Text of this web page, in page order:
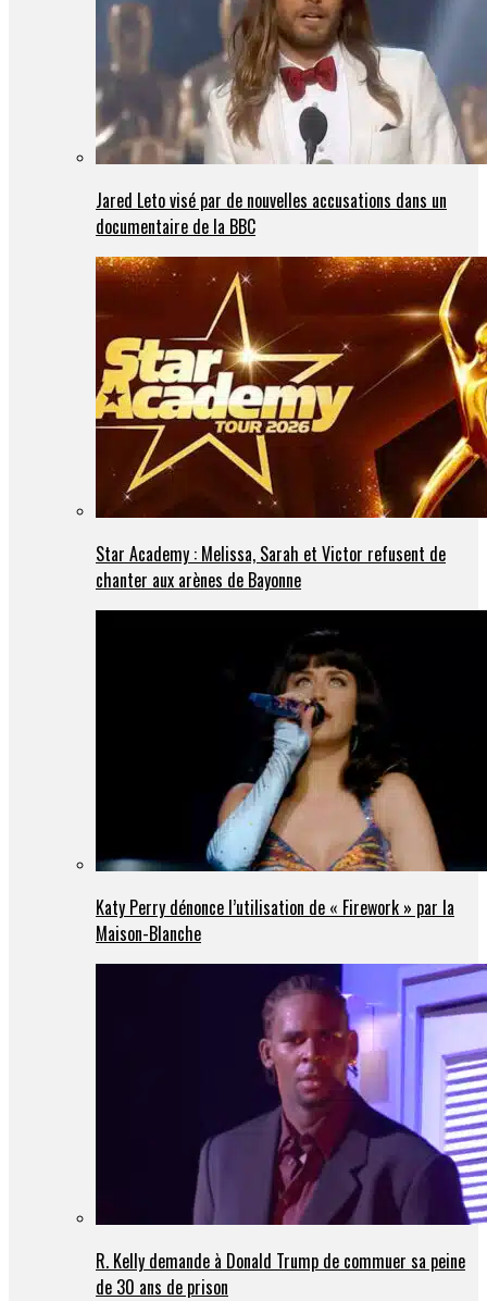
Jared Leto visé par de nouvelles accusations dans un
documentaire de la BBC
Star Academy : Melissa, Sarah et Victor refusent de
chanter aux arènes de Bayonne
Katy Perry dénonce l’utilisation de « Firework » par la
Maison-Blanche
R. Kelly demande à Donald Trump de commuer sa peine
de 30 ans de prison